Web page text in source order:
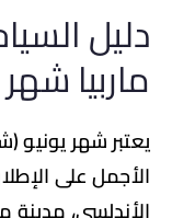
شهر 6 (يونيو)
على الإطلاق